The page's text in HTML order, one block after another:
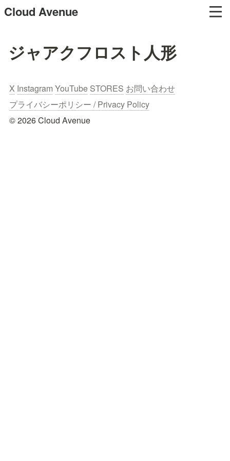
Cloud Avenue
ジャアクフロスト人形
X Instagram YouTube STORES お問い合わせ
プライバシーポリシー / Privacy Policy
© 2026 Cloud Avenue